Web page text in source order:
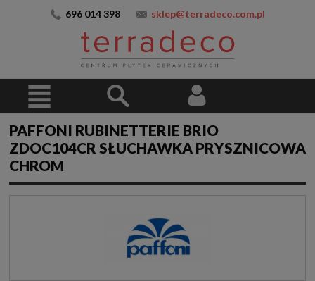
696 014 398 sklep@terradeco.com.pl
PAFFONI RUBINETTERIE BRIO
ZDOC104CR SŁUCHAWKA PRYSZNICOWA
CHROM